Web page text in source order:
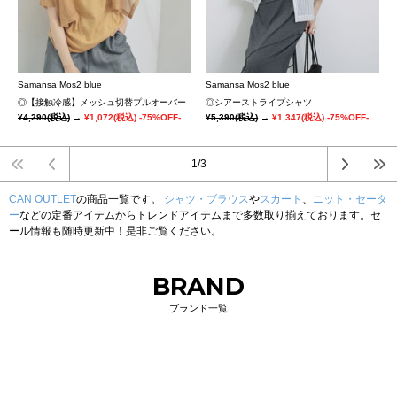
Samansa Mos2 blue
◎【接触冷感】メッシュ切替プルオーバー
¥4,290(税込) → ¥1,072(税込) -75%OFF-
Samansa Mos2 blue
◎シアーストライプシャツ
¥5,390(税込)→¥1,347(税込) -75%OFF-
1/3
CAN OUTLETの商品一覧です。 シャツ・ブラウスやスカート 、 ニット・セータ
ーなどの定番アイテムからトレンドアイテムまで多数取り揃えております。セ
ール情報も随時更新中！是非ご覧ください。
BRAND
ブランド一覧